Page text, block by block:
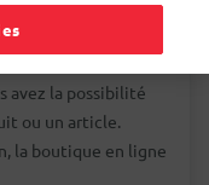
avez la possibilité
ou un article.
la boutique en ligne